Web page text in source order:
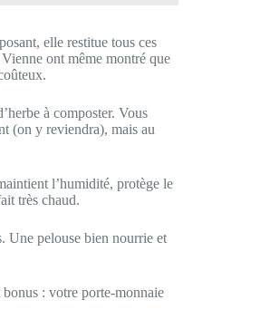
elle restitue tous ces
ont même montré que
à composter. Vous
(on y reviendra), mais au
l’humidité, protège le
très chaud.
Une pelouse bien nourrie et
: votre porte-monnaie